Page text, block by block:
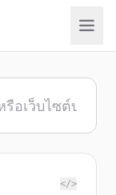
</>